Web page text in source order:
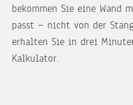
bekommen Sie eine Wand
passt — nicht von der
erhalten Sie in drei
Kalkulator.